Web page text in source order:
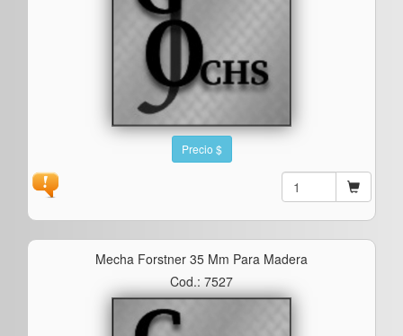
Precio $
Mecha Forstner 35 Mm Para Madera
Cod.: 7527